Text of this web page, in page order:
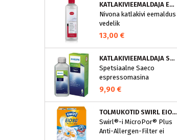
aparaati ja tagab täiusliku
aroomi.
KATLAKIVIEEMALDAJA ESPRESSOMASINATELE, NIVONA (500 ML)
Nivona katlakivi eemaldus
vedelik
espressomasinatele
13,00 €
KATLAKIVIEEMALDAJA SAECO ESPRESSOMASINATELE, PHILIPS CA6700/10
Spetsiaalne Saeco
espressomasina
katlakivieemaldi
Espressomasinast
eemaldamine on vajalik
selleks, et hoida masin
parimas korras. See
9,90 €
TOLMUKOTID SWIRL EIO80MNEW
Swirl®-i MicroPor® Plus
Anti-Allergen-Filter ei